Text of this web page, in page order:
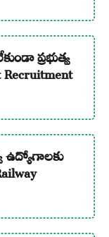
ప్రభుత్వ
ఉద్యోగాలకు